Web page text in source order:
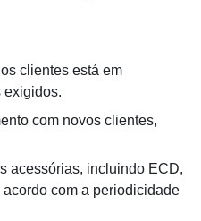
clientes está em
exigidos.
com novos clientes,
acessórias, incluindo ECD,
acordo com a periodicidade